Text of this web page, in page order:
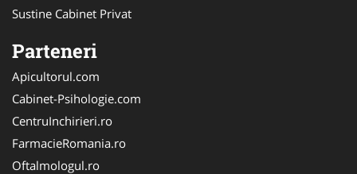
Sustine Cabinet Privat
Parteneri
Apicultorul.com
Cabinet-Psihologie.com
CentruInchirieri.ro
FarmacieRomania.ro
Oftalmologul.ro